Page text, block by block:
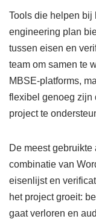
Tools die helpen bij
engineering plan
tussen eisen en
team om samen te
MBSE-platforms,
flexibel genoeg zijn
project te
De meest
combinatie van
eisenlijst en
het project groeit:
gaat verloren en